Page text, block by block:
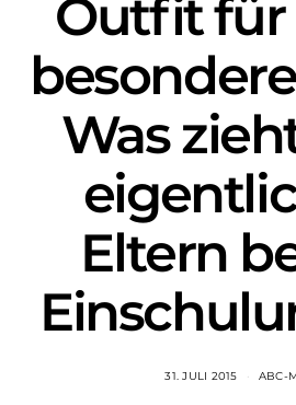
Outfit für
Was
Eltern
31. JULI 2015 ABC-